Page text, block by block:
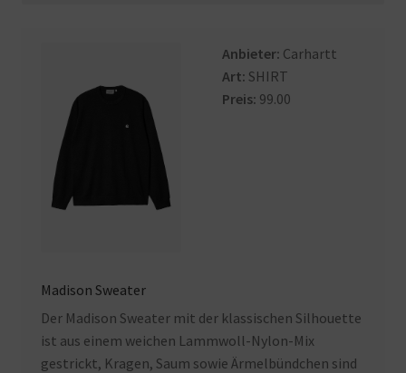
Anbieter: Carhartt
Art: SHIRT
Preis: 99.00
Madison Sweater
Der Madison Sweater mit der klassischen Silhouette
ist aus einem weichen Lammwoll-Nylon-Mix
gestrickt, Kragen, Saum sowie Ärmelbündchen sind